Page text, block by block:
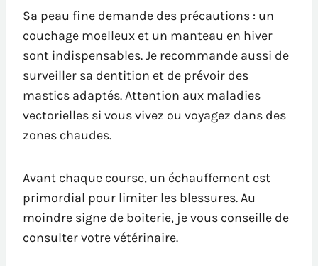
Sa peau fine demande des précautions : un
couchage moelleux et un manteau en hiver
sont indispensables. Je recommande aussi de
surveiller sa dentition et de prévoir des
mastics adaptés. Attention aux maladies
vectorielles si vous vivez ou voyagez dans des
zones chaudes.
Avant chaque course, un échauffement est
primordial pour limiter les blessures. Au
moindre signe de boiterie, je vous conseille de
consulter votre vétérinaire.